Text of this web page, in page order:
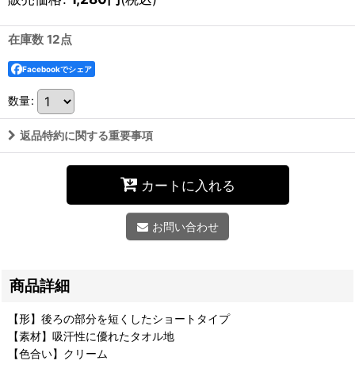
在庫数 12点
Facebookでシェア
数量:
返品特約に関する重要事項
カートに入れる
お問い合わせ
商品詳細
【形】後ろの部分を短くしたショートタイプ
【素材】吸汗性に優れたタオル地
【色合い】クリーム